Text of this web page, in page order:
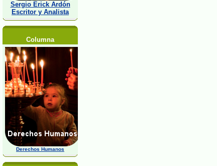
Sergio Erick Ardón
Escritor y Analista
Columna
Derechos Humanos